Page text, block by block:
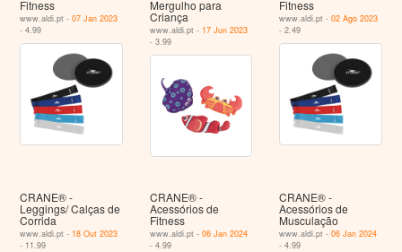
Fitness
www.aldi.pt -07 Jan 2023
- 4.99
Mergulho para
Criança
www.aldi.pt - 17 Jun 2023
- 3.99
Fitness
www.aldi.pt -02 Ago 2023
- 2.49
CRANE® -
Leggings/ Calças de
Corrida
www.aldi.pt - 18 Out 2023
- 11.99
CRANE® -
Acessórios de
Fitness
www.aldi.pt - 06 Jan 2024
- 4.99
CRANE® -
Acessórios de
Musculação
www.aldi.pt -06 Jan 2024
- 4.99